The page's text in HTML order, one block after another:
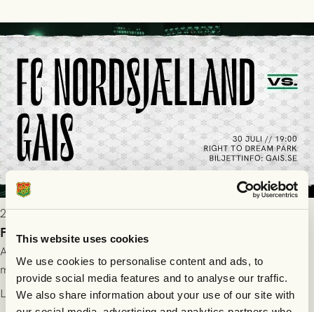
This website uses cookies
We use cookies to personalise content and ads, to
provide social media features and to analyse our traffic.
We also share information about your use of our site with
2026-07-28 17:36
FC Nordsjælland borta: Biljettuthämtning
All information om hur du byter ditt värdebevis mot
matchbiljett på plats i Danmark, samt vad som gäller för dig
som står på reservlista eller fått förhinder.
Läs mer